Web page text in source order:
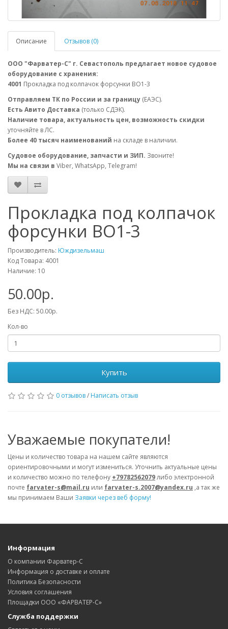
Описание Отзывов (0)
ООО "Фарватер-С" г. Севастополь предлагает новое судовое
оборудование с хранения:
4001 Прокладка под колпачок форсунки ВО1-3
Отправляем ТК по России и за границу (ЕАЭС).
Есть Авито Доставка (только СДЭК).
Наличие товара, актуальность цен, возможность скидки
уточняйте в ЛС.
Более 40 тысяч наименований на складе в наличии.
Судовое оборудование, запчасти и ЗИП. Звоните!
Мы на связи в Viber, WhatsApp, Telegram!
Прокладка под колпачок
форсунки ВО1-3
Производитель: Юждизельмаш
Код Товара: 4001
Наличие: 10
50.00р.
Без НДС: 50.00р.
Кол-во
Купить
0 отзывов/ Написать отзыв
Уважаемые покупатели!
Цены и количество товара на нашем сайте являются
ориентировочными и могут измениться. Уточнить актуальные цены
и количество можно по телефону +79782562079либо электронной
почте farvater-s@mail.ru или farvater-s.2007@yandex.ru ,а так же
мы принимаем Ваши Заявки через веб форму!
Информация
О компании Фарватер-С
Информация о доставке и оплате
Политика Безопасности
Условия соглашения
Площадки ООО «ФАРВАТЕР-С»
Служба поддержки